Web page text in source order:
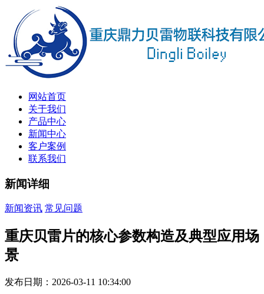
网站首页
关于我们
产品中心
新闻中心
客户案例
联系我们
新闻详细
新闻资讯 常见问题
重庆贝雷片的核心参数构造及典型应用场
景
发布日期：2026-03-11 10:34:00